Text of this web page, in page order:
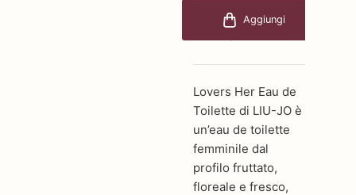
€25,50Aggiungi
Lovers Her Eau de
Toilette di LIU-JO è
un’eau de toilette
femminile dal
profilo fruttato,
floreale e fresco,